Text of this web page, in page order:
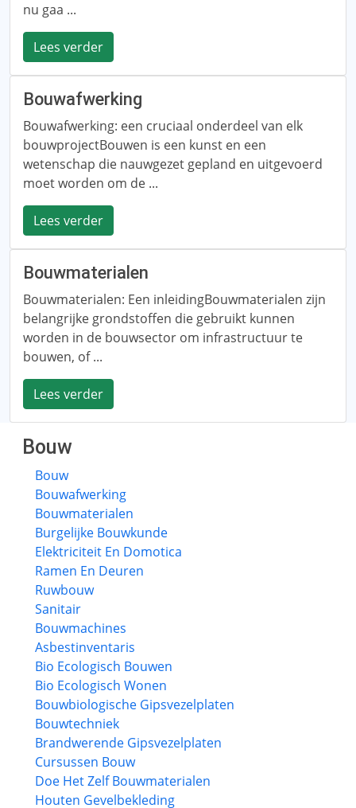
nu gaa ...
Lees verder
Bouwafwerking
Bouwafwerking: een cruciaal onderdeel van elk
bouwprojectBouwen is een kunst en een
wetenschap die nauwgezet gepland en uitgevoerd
moet worden om de ...
Lees verder
Bouwmaterialen
Bouwmaterialen: Een inleidingBouwmaterialen zijn
belangrijke grondstoffen die gebruikt kunnen
worden in de bouwsector om infrastructuur te
bouwen, of ...
Lees verder
Bouw
Bouw
Bouwafwerking
Bouwmaterialen
Burgelijke Bouwkunde
Elektriciteit En Domotica
Ramen En Deuren
Ruwbouw
Sanitair
Bouwmachines
Asbestinventaris
Bio Ecologisch Bouwen
Bio Ecologisch Wonen
Bouwbiologische Gipsvezelplaten
Bouwtechniek
Brandwerende Gipsvezelplaten
Cursussen Bouw
Doe Het Zelf Bouwmaterialen
Houten Gevelbekleding